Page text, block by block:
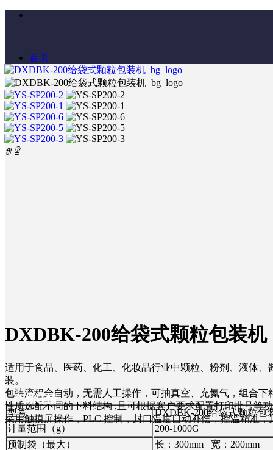
首页
走进瑞创
背封机
充填机
行业新闻
ꁆ ꁇ
DXDBK-200给袋式颗粒包装机
适用于食品、医药、化工、化妆品行业中颗粒、粉剂、液体、
装。
包装流程全自动，无需人工操作，可抽真空、充氮气，组合下
性质选配不同的下料结构 ,且可根据客户要求配置打印批号等
采用触摸屏操作，PLC 控制，封口温度自动补偿，控温精准，
产品详情
型号
DXDBK-200给袋式颗粒包
计量范围（g）
200-1000G
预制袋（最大）
长：300mm 宽：200mm